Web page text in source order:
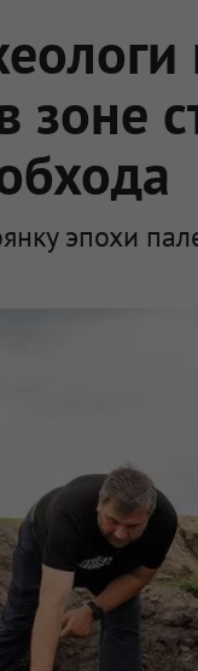
зоне
эпохи